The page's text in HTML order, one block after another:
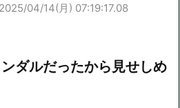
2025/04/14(月) 07:19:17.08
ダルだったから見せしめ